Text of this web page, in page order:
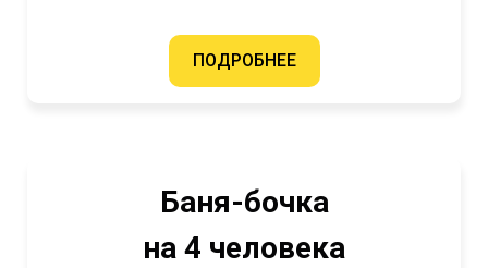
ПОДРОБНЕЕ
Баня-бочка
на 4 человека